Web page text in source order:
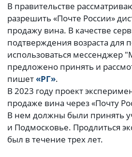
В правительстве
разрешить «Почте России»
продажу вина. В качестве
подтверждения возраста для
использоваться мессенджер
предложено принять и
пишет «РГ».
В 2023 году проект
продаже вина через «Почту
В нем должны были принять
и Подмосковье. Продлиться
был в течение трех лет.